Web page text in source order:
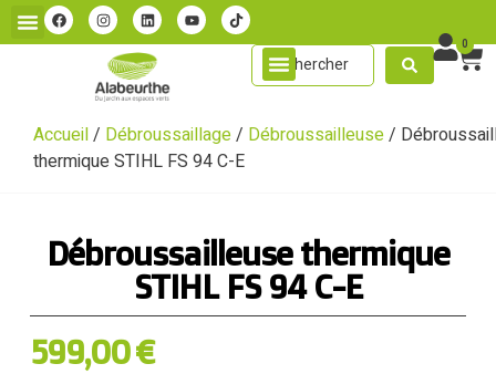
0
Accueil/ Débroussaillage/ Débroussailleuse/
thermique STIHL FS 94 C-E
Débroussailleuse thermique
STIHL FS 94 C-E
599,00€